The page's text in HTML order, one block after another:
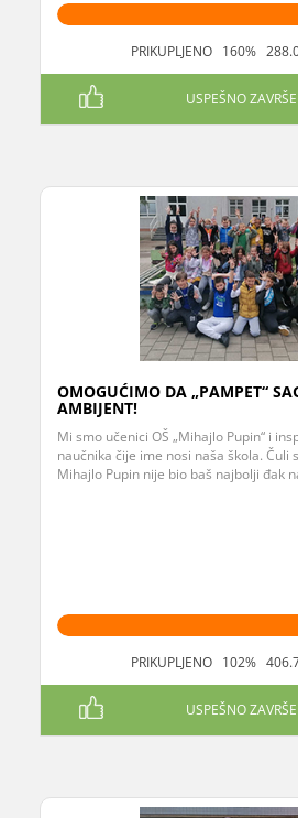
PRIKUPLJENO 160%
USPEŠNO
OMOGUĆIMO DA „PAMPET“
AMBIJENT!
Mi smo učenici OŠ „Mihajlo Pupin“ i
naučnika čije ime nosi naša škola. Čuli
Mihajlo Pupin nije bio baš najbolji đak
PRIKUPLJENO 102%
USPEŠNO